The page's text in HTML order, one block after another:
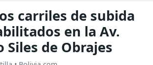
carriles de subida
en la Av.
Siles de Obrajes